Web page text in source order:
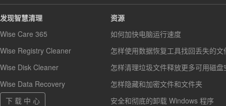
发现智慧清理
Wise Care 365
Wise Registry Cleaner
Wise Disk Cleaner
Wise Data Recovery
下 载 中 心
资源
如何加快电脑运行速度
怎样使用数据恢复工具找回丢失的文
怎样清理垃圾文件释放更多可用磁盘
怎样隐藏和加密文件和文件夹
安全和彻底的卸载 Windows 程序